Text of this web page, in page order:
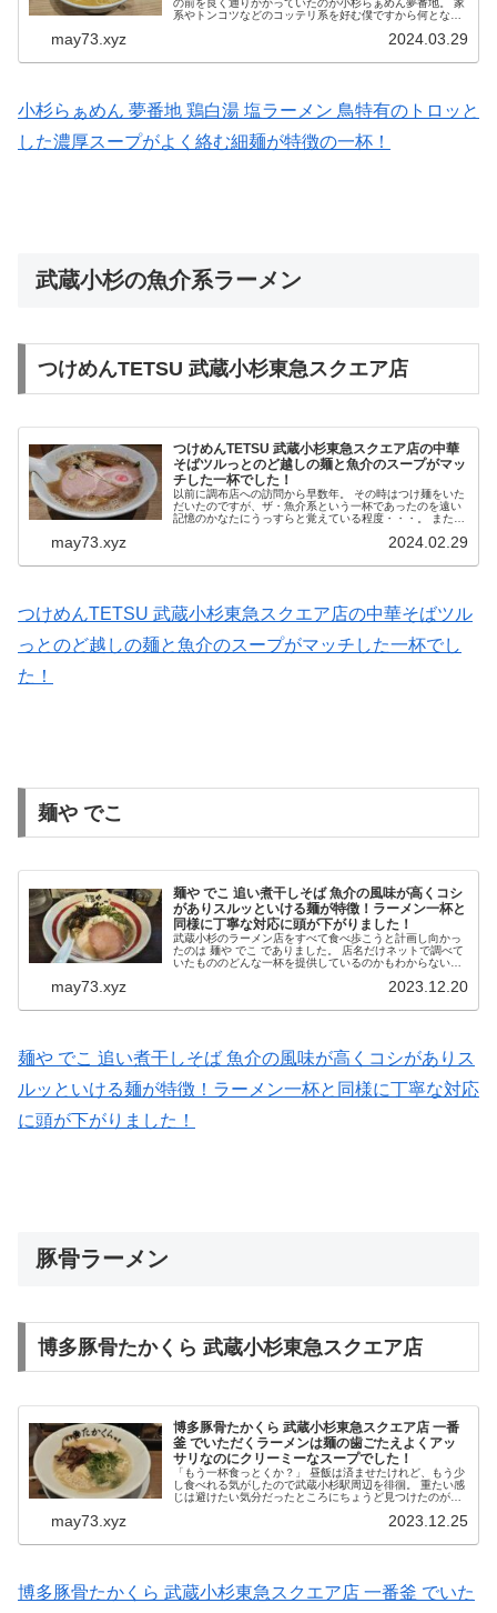
の前を良く通りかかっていたのが小杉らぁめん夢番地。 家
系やトンコツなどのコッテリ系を好む僕ですから何となく
may73.xyz 2024.03.29
小杉らぁめん 夢番地 鶏白湯 塩ラーメン 鳥特有のトロッと
した濃厚スープがよく絡む細麺が特徴の一杯！
武蔵小杉の魚介系ラーメン
つけめんTETSU 武蔵小杉東急スクエア店
つけめんTETSU 武蔵小杉東急スクエア店の中華
そばツルっとのど越しの麺と魚介のスープがマッ
チした一杯でした！
以前に調布店への訪問から早数年。 その時はつけ麺をいた
だいたのですが、ザ・魚介系という一杯であったのを遠い
記憶のかなたにうっすらと覚えている程度・・・。 またメ
may73.xyz 2024.02.29
つけめんTETSU 武蔵小杉東急スクエア店の中華そばツル
っとのど越しの麺と魚介のスープがマッチした一杯でし
た！
麺や でこ
麺や でこ 追い煮干しそば 魚介の風味が高くコシ
がありスルッといける麺が特徴！ラーメン一杯と
同様に丁寧な対応に頭が下がりました！
武蔵小杉のラーメン店をすべて食べ歩こうと計画し向かっ
たのは 麺や でこ でありました。 店名だけネットで調べて
いたもののどんな一杯を提供しているのかもわからないま
may73.xyz 2023.12.20
麺や でこ 追い煮干しそば 魚介の風味が高くコシがありス
ルッといける麺が特徴！ラーメン一杯と同様に丁寧な対応
に頭が下がりました！
豚骨ラーメン
博多豚骨たかくら 武蔵小杉東急スクエア店
博多豚骨たかくら 武蔵小杉東急スクエア店 一番
釜 でいただくラーメンは麺の歯ごたえよくアッ
サリなのにクリーミーなスープでした！
「もう一杯食っとくか？」 昼飯は済ませたけれど、もう少
し食べれる気がしたので武蔵小杉駅周辺を徘徊。 重たい感
じは避けたい気分だったところにちょうど見つけたのが
may73.xyz 2023.12.25
博多豚骨たかくら 武蔵小杉東急スクエア店 一番釜 でいた